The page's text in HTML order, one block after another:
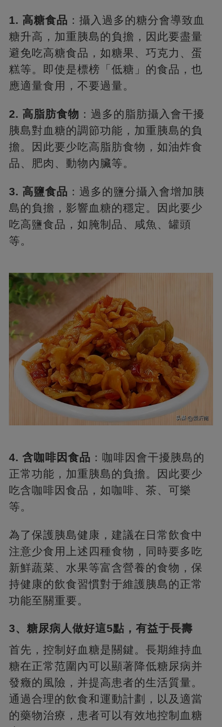
1. 高糖食品 ：攝入過多的糖分會導致血
糖升高，加重胰島的負擔，因此要盡量
避免吃高糖食品，如糖果、巧克力、蛋
糕等。即使是標榜「低糖」的食品，也
應適量食用，不要過量。
2. 高脂肪食物 ：過多的脂肪攝入會干擾
胰島對血糖的調節功能，加重胰島的負
擔。因此要少吃高脂肪食物，如油炸食
品、肥肉、動物內臟等。
3. 高鹽食品 ：過多的鹽分攝入會增加胰
島的負擔，影響血糖的穩定。因此要少
吃高鹽食品，如腌制品、咸魚、罐頭
等。
4. 含咖啡因食品 ：咖啡因會干擾胰島的
正常功能，加重胰島的負擔。因此要少
吃含咖啡因食品，如咖啡、茶、可樂
等。
為了保護胰島健康，建議在日常飲食中
注意少食用上述四種食物，同時要多吃
新鮮蔬菜、水果等富含營養的食物，保
持健康的飲食習慣對于維護胰島的正常
功能至關重要。
3、糖尿病人做好這5點，有益于長壽
首先，控制好血糖是關鍵。長期維持血
糖在正常范圍內可以顯著降低糖尿病并
發癥的風險，并提高患者的生活質量。
通過合理的飲食和運動計劃，以及適當
的藥物治療，患者可以有效地控制血糖